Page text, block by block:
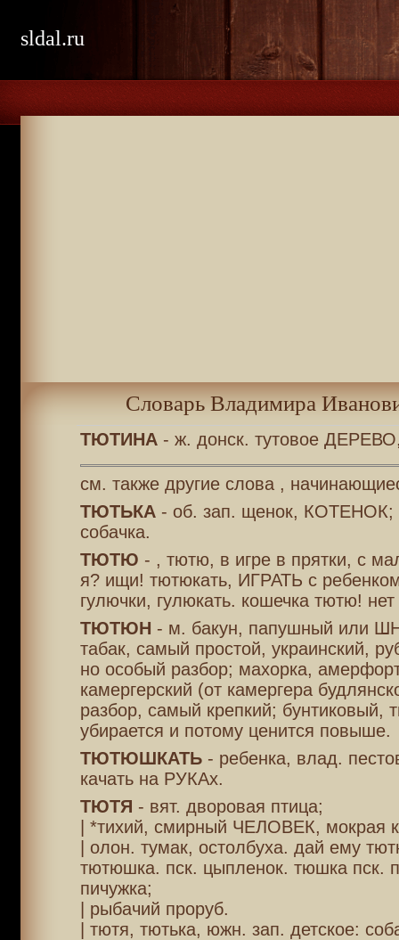
sldal.ru
Словарь Владимира
ТЮТИНА- ж. донск. тутовое ДЕРЕВО,
см. также другие слова ,
ТЮТЬКА- об. зап. щенок, КОТЕНОК;
собачка.
ТЮТЮ - , тютю, в игре в прятки, с
я? ищи! тютюкать, ИГРАТЬ с
гулючки, гулюкать. кошечка тютю!
ТЮТЮН - м. бакун, папушный или
табак, самый простой, украинский,
но особый разбор; махорка,
камергерский (от камергера
разбор, самый крепкий; бунтиковый,
убирается и потому ценится повыше.
ТЮТЮШКАТЬ- ребенка, влад.
качать на РУКАх.
ТЮТЯ - вят. дворовая птица;
| *тихий, смирный ЧЕЛОВЕК, мокрая
| олон. тумак, остолбуха. дай ему
тютюшка. пск. цыпленок. тюшка пск.
пичужка;
| рыбачий проруб.
| тютя, тютька, южн. зап. детское: